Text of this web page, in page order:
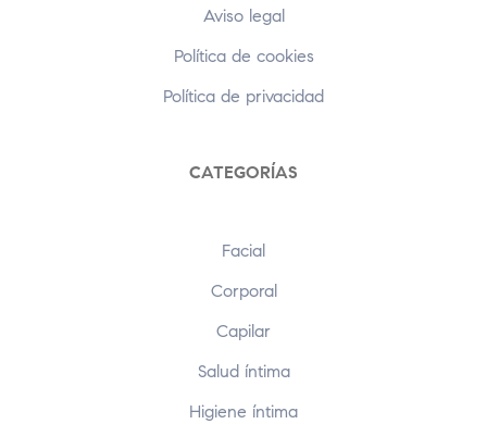
Aviso legal
Política de cookies
Política de privacidad
CATEGORÍAS
Facial
Corporal
Capilar
Salud íntima
Higiene íntima